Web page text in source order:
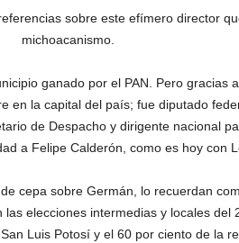
sobre este efímero director
michoacanismo.
ganado por el PAN. Pero gracias
en la capital del país; fue diputado
de Despacho y dirigente nacional
a Felipe Calderón, como es hoy con
cepa sobre Germán, lo recuerdan
elecciones intermedias y locales del
Luis Potosí y el 60 por ciento de la